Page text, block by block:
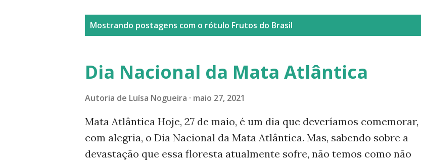
Mostrando postagens com o rótulo Frutos do Brasil
Dia Nacional da Mata Atlântica
Autoria de Luísa Nogueira maio 27, 2021
Mata Atlântica Hoje, 27 de maio, é um dia que deveríamos comemorar,
com alegria, o Dia Nacional da Mata Atlântica. Mas, sabendo sobre a
devastação que essa floresta atualmente sofre, não temos como não